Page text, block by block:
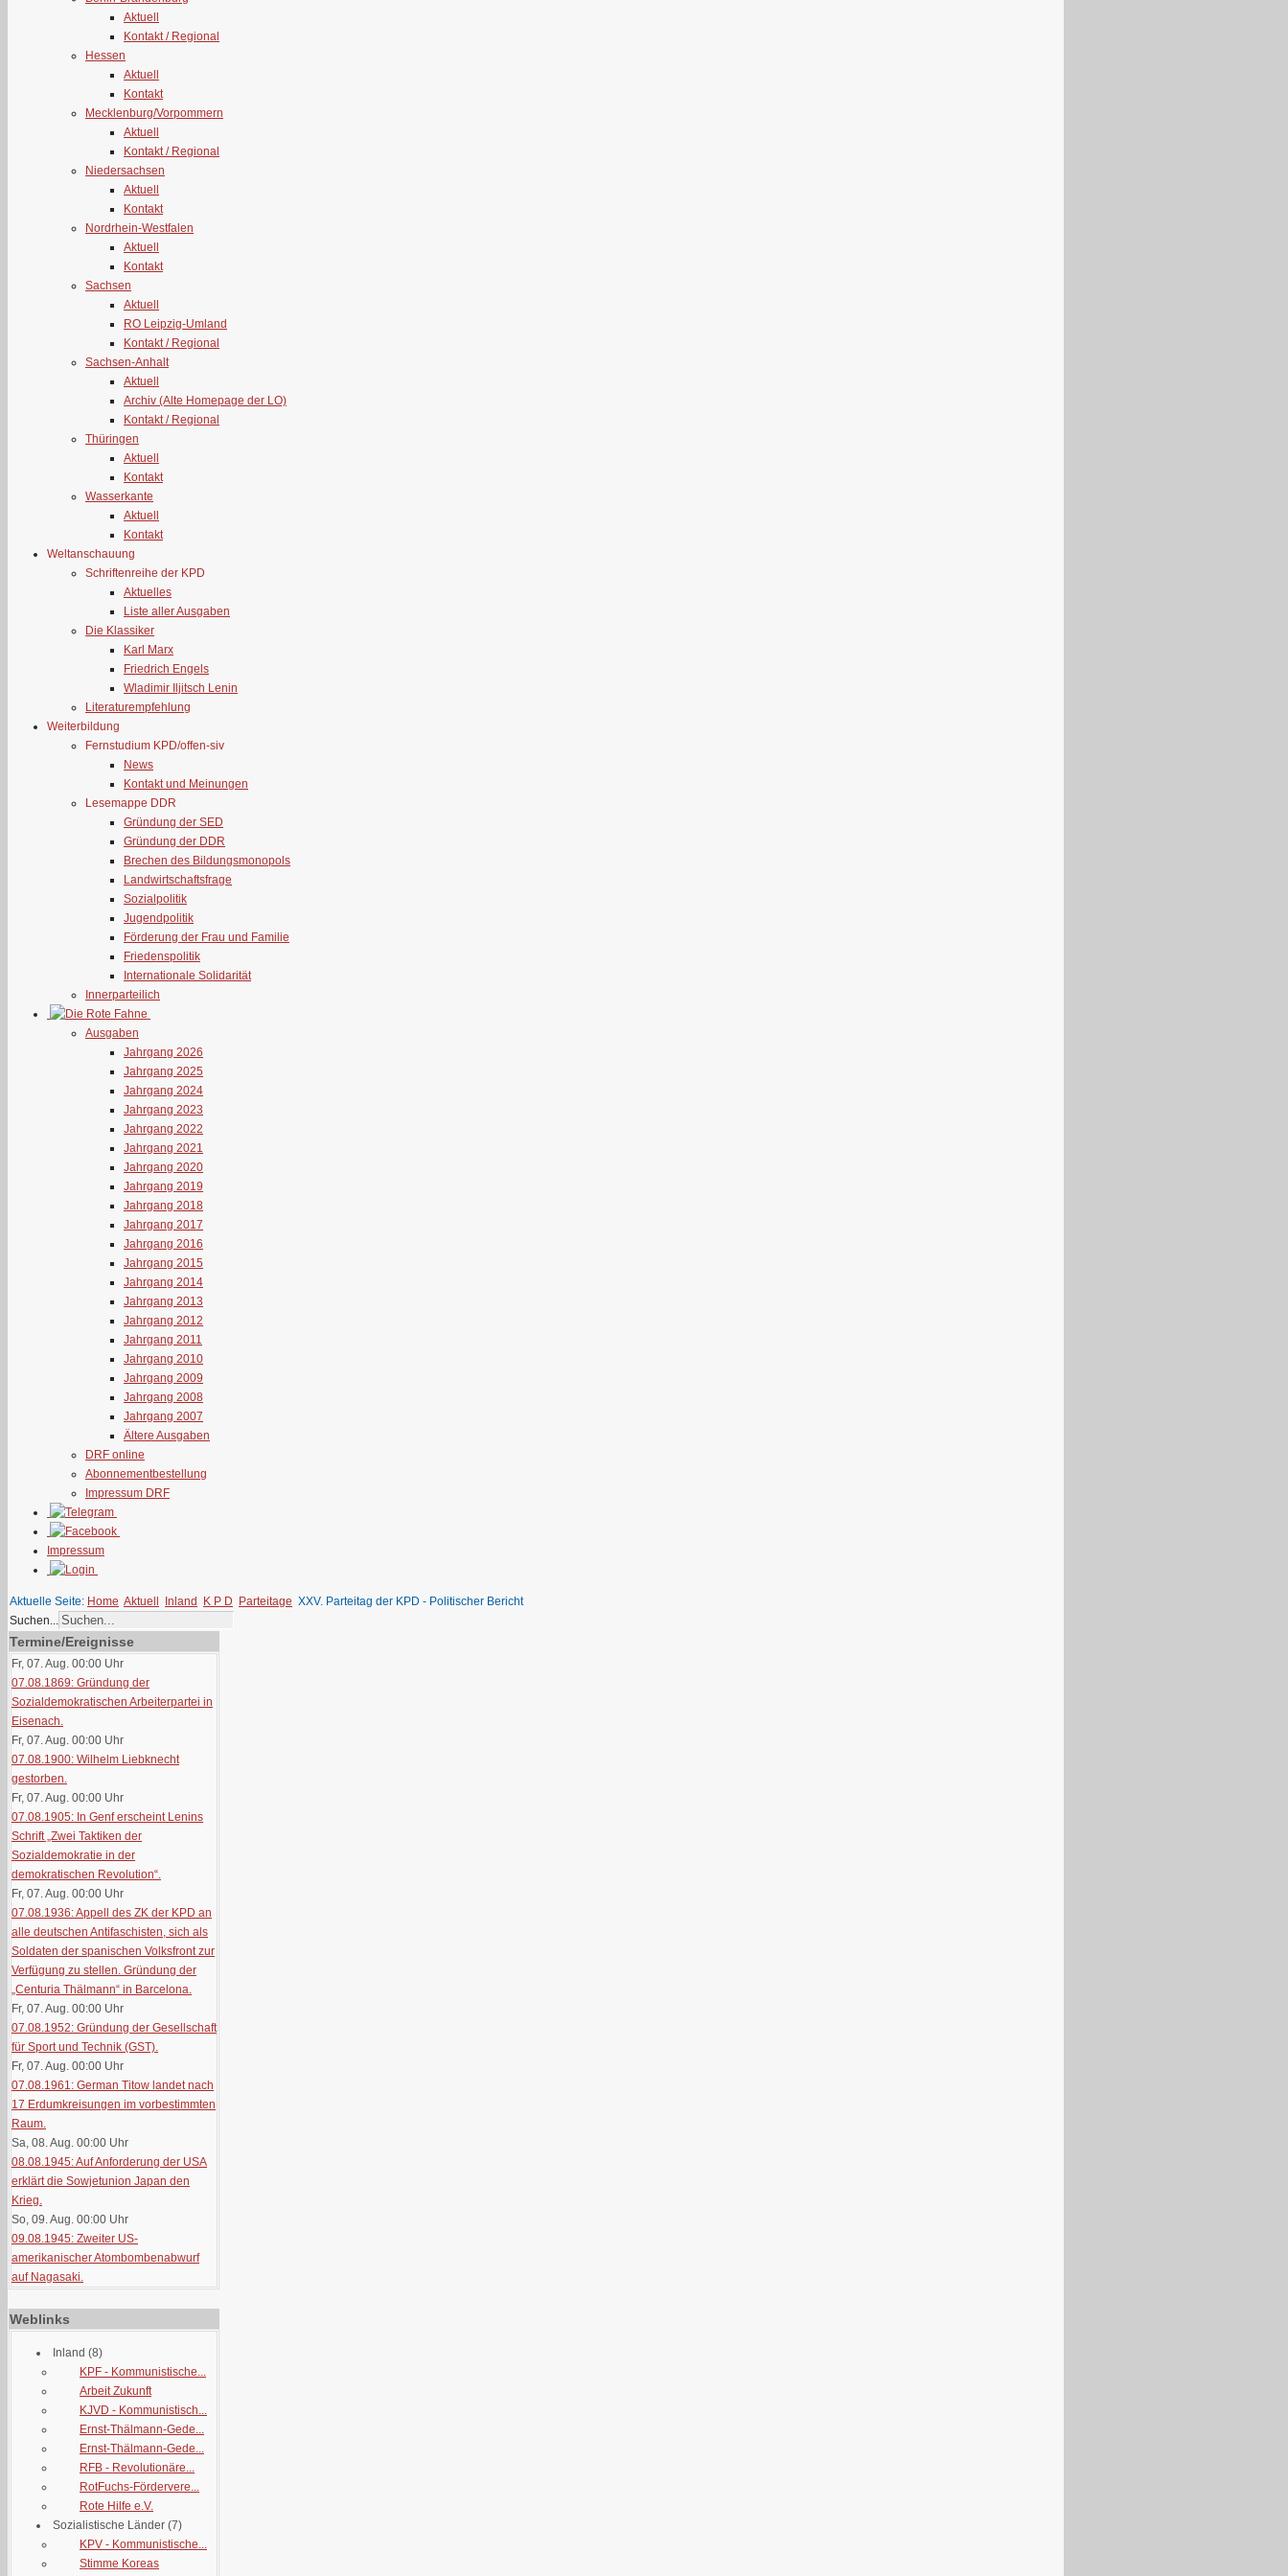
Aktuell
Kontakt / Regional
Hessen
Aktuell
Kontakt
Mecklenburg/Vorpommern
Aktuell
Kontakt / Regional
Niedersachsen
Aktuell
Kontakt
Nordrhein-Westfalen
Aktuell
Kontakt
Sachsen
Aktuell
RO Leipzig-Umland
Kontakt / Regional
Sachsen-Anhalt
Aktuell
Archiv (Alte Homepage der LO)
Kontakt / Regional
Thüringen
Aktuell
Kontakt
Wasserkante
Aktuell
Kontakt
Weltanschauung
Schriftenreihe der KPD
Aktuelles
Liste aller Ausgaben
Die Klassiker
Karl Marx
Friedrich Engels
Wladimir Iljitsch Lenin
Literaturempfehlung
Weiterbildung
Fernstudium KPD/offen-siv
News
Kontakt und Meinungen
Lesemappe DDR
Gründung der SED
Gründung der DDR
Brechen des Bildungsmonopols
Landwirtschaftsfrage
Sozialpolitik
Jugendpolitik
Förderung der Frau und Familie
Friedenspolitik
Internationale Solidarität
Innerparteilich
Ausgaben
Jahrgang 2026
Jahrgang 2025
Jahrgang 2024
Jahrgang 2023
Jahrgang 2022
Jahrgang 2021
Jahrgang 2020
Jahrgang 2019
Jahrgang 2018
Jahrgang 2017
Jahrgang 2016
Jahrgang 2015
Jahrgang 2014
Jahrgang 2013
Jahrgang 2012
Jahrgang 2011
Jahrgang 2010
Jahrgang 2009
Jahrgang 2008
Jahrgang 2007
Ältere Ausgaben
DRF online
Abonnementbestellung
Impressum DRF
Impressum
Aktuelle Seite: Home Aktuell Inland K P D Parteitage XXV. Parteitag der KPD - Politischer Bericht
Suchen...
Termine/Ereignisse
Fr, 07. Aug. 00:00 Uhr
07.08.1869: Gründung der
Sozialdemokratischen Arbeiterpartei in
Eisenach.
Fr, 07. Aug. 00:00 Uhr
07.08.1900: Wilhelm Liebknecht
gestorben.
Fr, 07. Aug. 00:00 Uhr
07.08.1905: In Genf erscheint Lenins
Schrift „Zwei Taktiken der
Sozialdemokratie in der
demokratischen Revolution“.
Fr, 07. Aug. 00:00 Uhr
07.08.1936: Appell des ZK der KPD an
alle deutschen Antifaschisten, sich als
Soldaten der spanischen Volksfront zur
Verfügung zu stellen. Gründung der
„Centuria Thälmann“ in Barcelona.
Fr, 07. Aug. 00:00 Uhr
07.08.1952: Gründung der Gesellschaft
für Sport und Technik (GST).
Fr, 07. Aug. 00:00 Uhr
07.08.1961: German Titow landet nach
17 Erdumkreisungen im vorbestimmten
Raum.
Sa, 08. Aug. 00:00 Uhr
08.08.1945: Auf Anforderung der USA
erklärt die Sowjetunion Japan den
Krieg.
So, 09. Aug. 00:00 Uhr
09.08.1945: Zweiter US-
amerikanischer Atombombenabwurf
auf Nagasaki.
Weblinks
Inland (8)
KPF - Kommunistische...
Arbeit Zukunft
KJVD - Kommunistisch...
Ernst-Thälmann-Gede...
Ernst-Thälmann-Gede...
RFB - Revolutionäre...
RotFuchs-Fördervere...
Rote Hilfe e.V.
Sozialistische Länder (7)
KPV - Kommunistische...
Stimme Koreas